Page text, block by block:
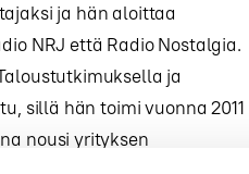
ja hän aloittaa
NRJ että Radio Nostalgia.
ja
sillä hän toimi vuonna 2011
nousi yrityksen